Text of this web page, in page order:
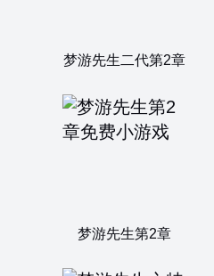
梦游先生二代第2章
梦游先生第2章